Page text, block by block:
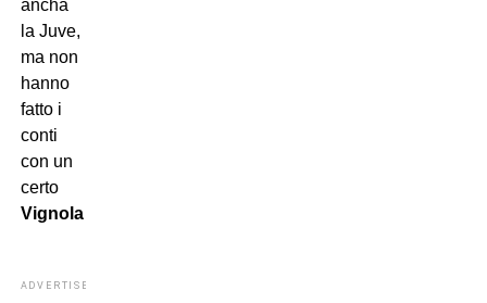
ancha
la Juve,
ma non
hanno
fatto i
conti
con un
certo
Vignola…
ADVERTISEMENT